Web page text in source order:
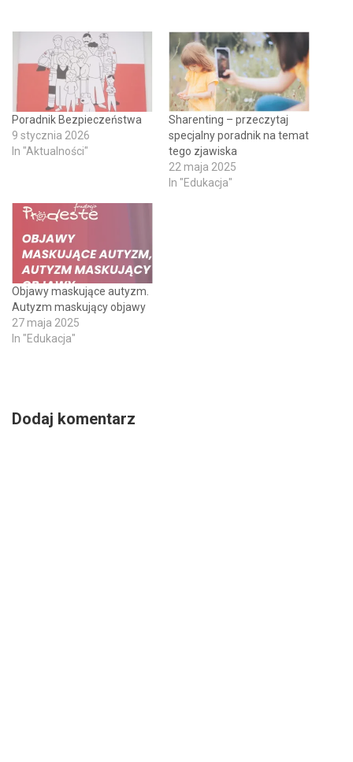
Poradnik Bezpieczeństwa
9 stycznia 2026
In "Aktualności"
Sharenting – przeczytaj
specjalny poradnik na temat
tego zjawiska
22 maja 2025
In "Edukacja"
Objawy maskujące autyzm.
Autyzm maskujący objawy
27 maja 2025
In "Edukacja"
Dodaj komentarz